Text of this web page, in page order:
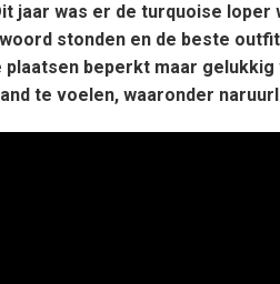
jaar was er de turquoise loper
stonden en de beste
beperkt maar
te voelen, waaronder